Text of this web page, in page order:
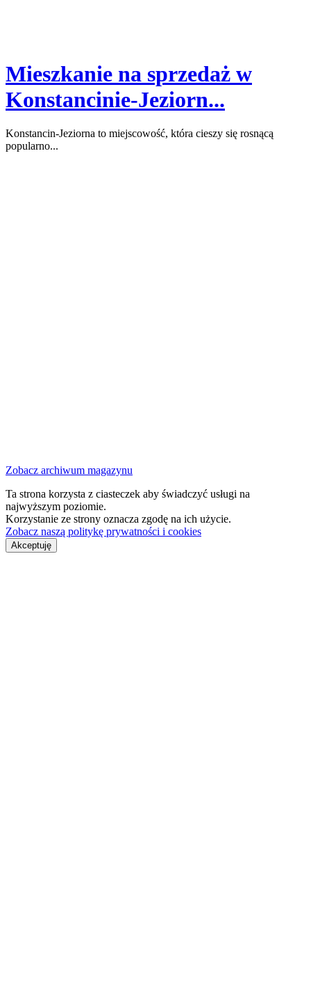
Mieszkanie na sprzedaż w
Konstancinie-Jeziorn...
Konstancin-Jeziorna to miejscowość, która cieszy się rosnącą
popularno...
Zobacz archiwum magazynu
Ta strona korzysta z ciasteczek aby świadczyć usługi na
najwyższym poziomie.
Korzystanie ze strony oznacza zgodę na ich użycie.
Zobacz naszą politykę prywatności i cookies
Akceptuję